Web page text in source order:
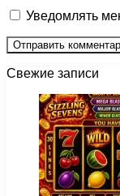
Уведомлять
Свежие записи